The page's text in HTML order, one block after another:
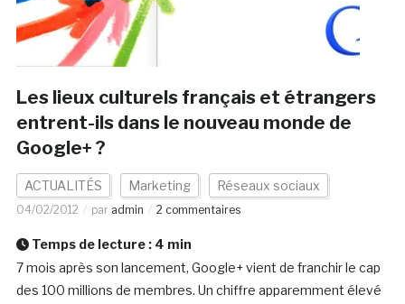
Les lieux culturels français et étrangers
entrent-ils dans le nouveau monde de
Google+ ?
ACTUALITÉS Marketing Réseaux sociaux
04/02/2012 par admin 2 commentaires
Temps de lecture : 4 min
7 mois après son lancement, Google+ vient de franchir le cap
des 100 millions de membres. Un chiffre apparemment élevé